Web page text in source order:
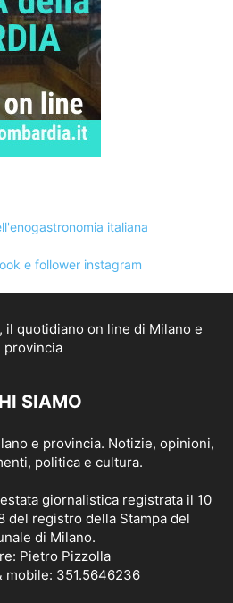
SIAMO
e provincia. Notizie, opinioni,
politica e cultura.
giornalistica registrata il 10
del registro della Stampa del
di Milano.
Pietro Pizzolla
mobile: 351.5646236